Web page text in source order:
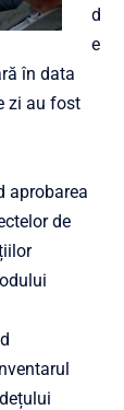
d
e
în data
zi au fost
aprobarea
de